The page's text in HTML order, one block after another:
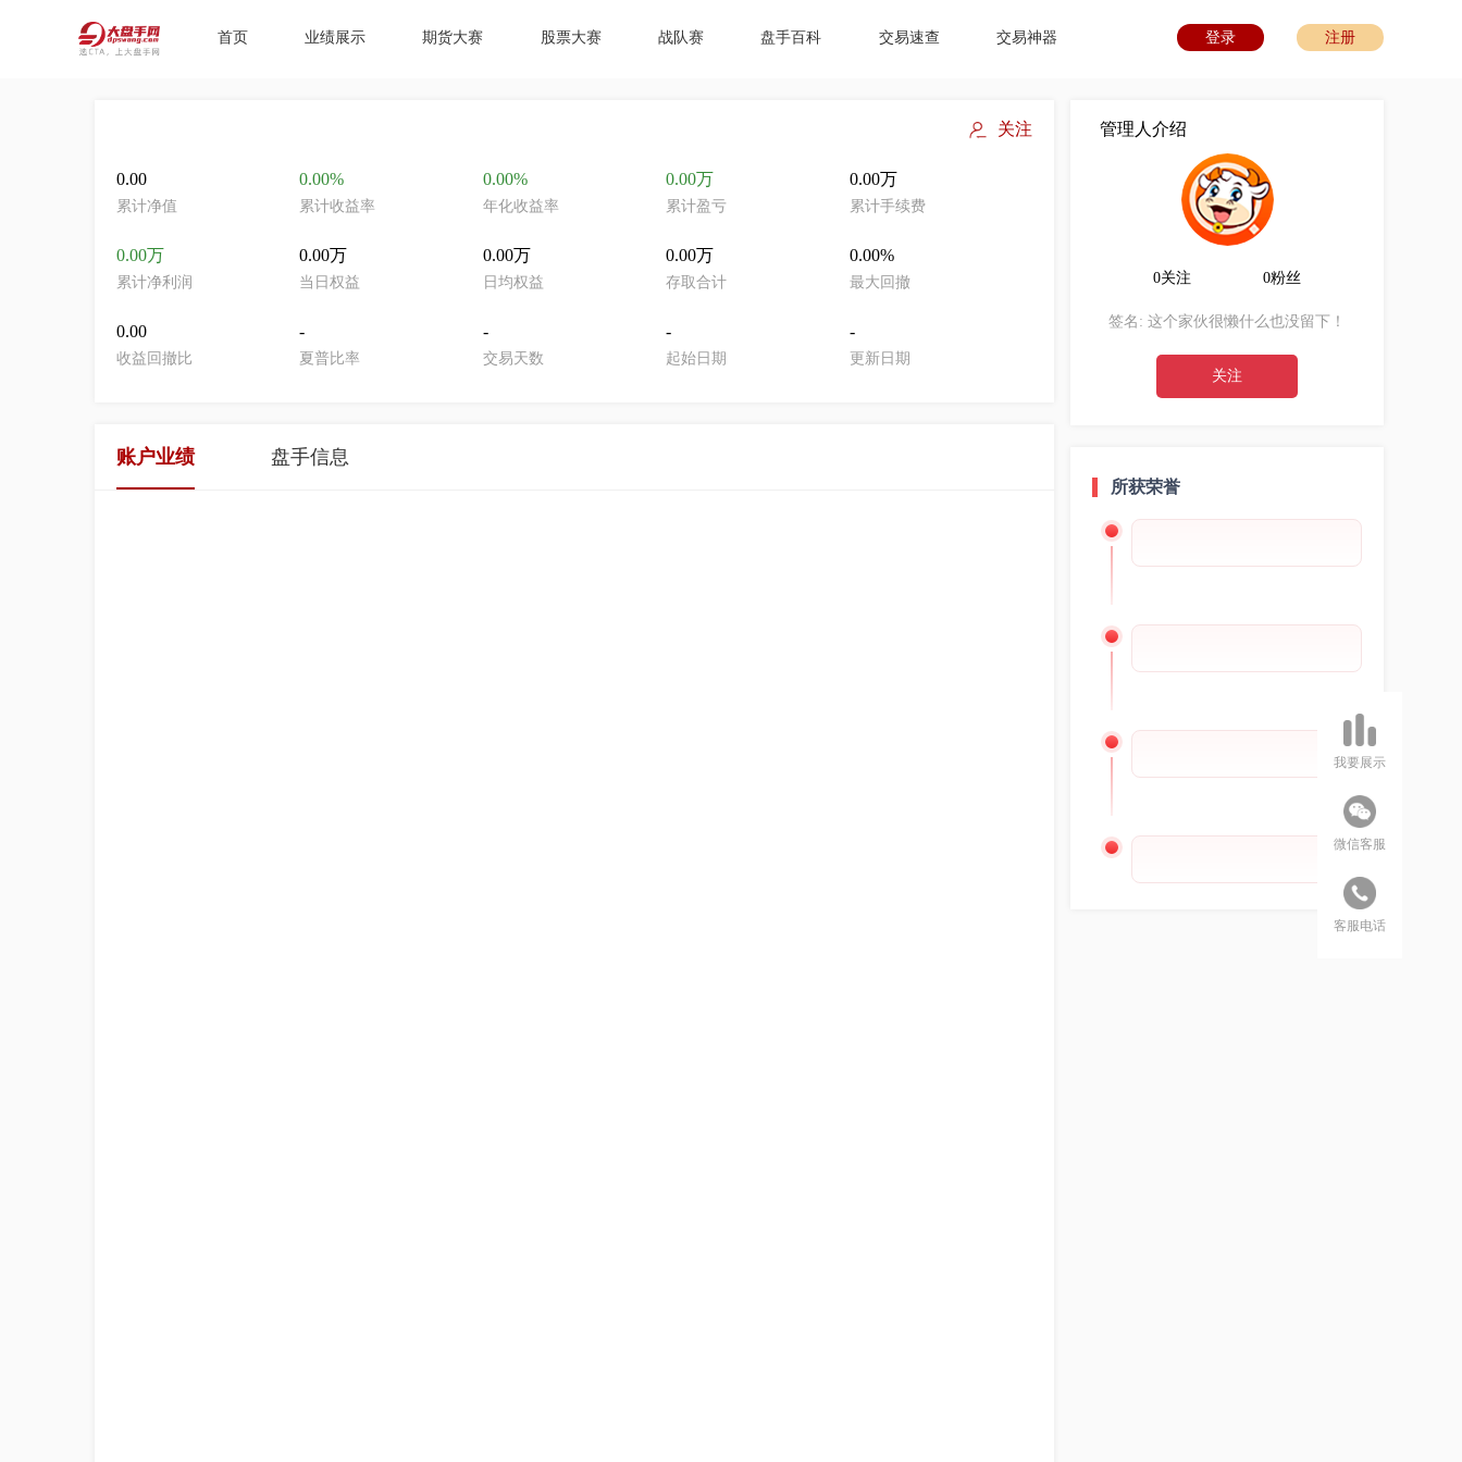
首页 业绩展示 期货大赛 股票大赛 战队赛 盘手百科 交易速查 交易神器 登录 注册
关注
0.00
累计净值
0.00%
累计收益率
0.00%
年化收益率
0.00万
累计盈亏
0.00万
累计手续费
0.00万
累计净利润
0.00万
当日权益
0.00万
日均权益
0.00万
存取合计
0.00%
最大回撤
0.00
收益回撤比
-
夏普比率
-
交易天数
-
起始日期
-
更新日期
账户业绩 盘手信息
管理人介绍
0关注 0粉丝
签名: 这个家伙很懒什么也没留下！
关注
所获荣誉
我要展示
微信客服
客服电话